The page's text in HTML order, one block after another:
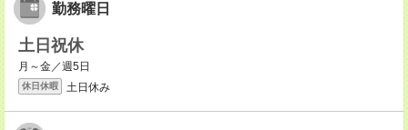
勤務曜日
土日祝休
月～金／週5日
休日休暇 土日休み